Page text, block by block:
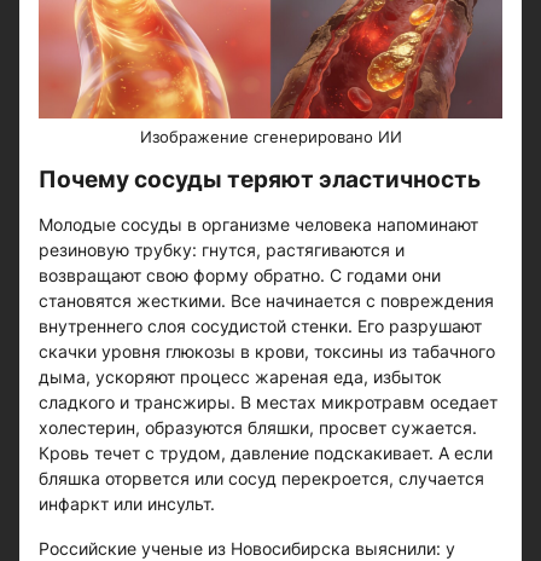
Изображение сгенерировано ИИ
Почему сосуды теряют эластичность
Молодые сосуды в организме человека напоминают
резиновую трубку: гнутся, растягиваются и
возвращают свою форму обратно. С годами они
становятся жесткими. Все начинается с повреждения
внутреннего слоя сосудистой стенки. Его разрушают
скачки уровня глюкозы в крови, токсины из табачного
дыма, ускоряют процесс жареная еда, избыток
сладкого и трансжиры. В местах микротравм оседает
холестерин, образуются бляшки, просвет сужается.
Кровь течет с трудом, давление подскакивает. А если
бляшка оторвется или сосуд перекроется, случается
инфаркт или инсульт.
Российские ученые из Новосибирска выяснили: у